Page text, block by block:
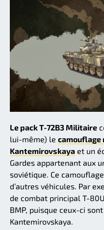
Le pack T-72B3 Militaire
lui-même) le camouflage
Kantemirovskaya et un
Gardes appartenant aux
soviétique. Ce
d’autres véhicules. Par
de combat principal T-
BMP, puisque ceux-ci
Kantemirovskaya.